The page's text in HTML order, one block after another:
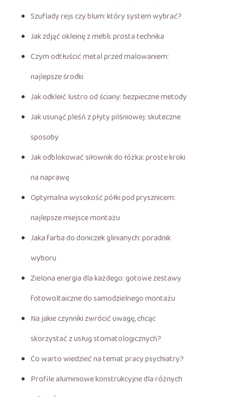
Szuflady rejs czy blum: który system wybrać?
Jak zdjąć okleinę z mebli: prosta technika
Czym odtłuścić metal przed malowaniem:
najlepsze środki
Jak odkleić lustro od ściany: bezpieczne metody
Jak usunąć pleśń z płyty pilśniowej: skuteczne
sposoby
Jak odblokować siłownik do łóżka: proste kroki
na naprawę
Optymalna wysokość półki pod prysznicem:
najlepsze miejsce montażu
Jaka farba do doniczek glinianych: poradnik
wyboru
Zielona energia dla każdego: gotowe zestawy
fotowoltaiczne do samodzielnego montażu
Na jakie czynniki zwrócić uwagę, chcąc
skorzystać z usług stomatologicznych?
Co warto wiedzieć na temat pracy psychiatry?
Profile aluminiowe konstrukcyjne dla różnych